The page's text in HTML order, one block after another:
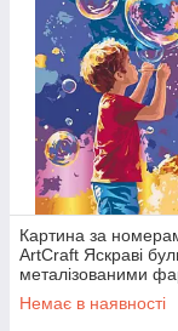
Картина за
ArtCraft Яскраві
металізованими
(ACR-B-10449-AC)
Немає в наявності